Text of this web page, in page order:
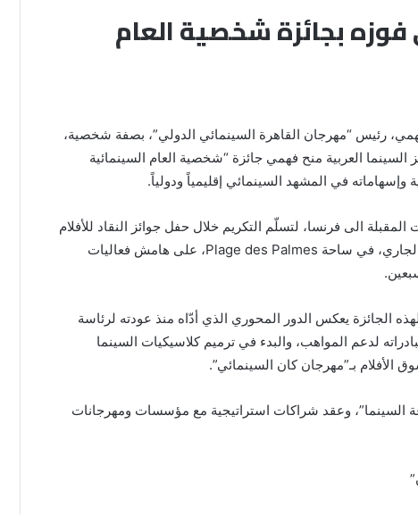
بجائزة شخصية العام
رئيس “مهرجان القاهرة السينمائي الدولي”، بصفة شخصية،
العربية منح فهمي جائزة “شخصية العام السينمائية
وإسهاماته في المشهد السينمائي إقليمياً ودولياً.
الى فرنسا، لتسلّم التكريم خلال حفل جوائز النقاد للأفلام
العربية، المقرر إقامته يوم السبت 16 أيار (مايو) الجاري، في ساحة Plage des Palmes، على هامش فعاليات
الجائزة يعكس الدور المحوري الذي أدّاه منذ عودته لرئاسة
القاهرة السينمائي” في عام 2022، ومبادراته لدعم المواهب، والبدء في ترميم كلاسيكيات السينما
بـ”مهرجان كان السينمائي”.
السينما”، وعقد شراكات استراتيجية مع مؤسسات ومهرجانات